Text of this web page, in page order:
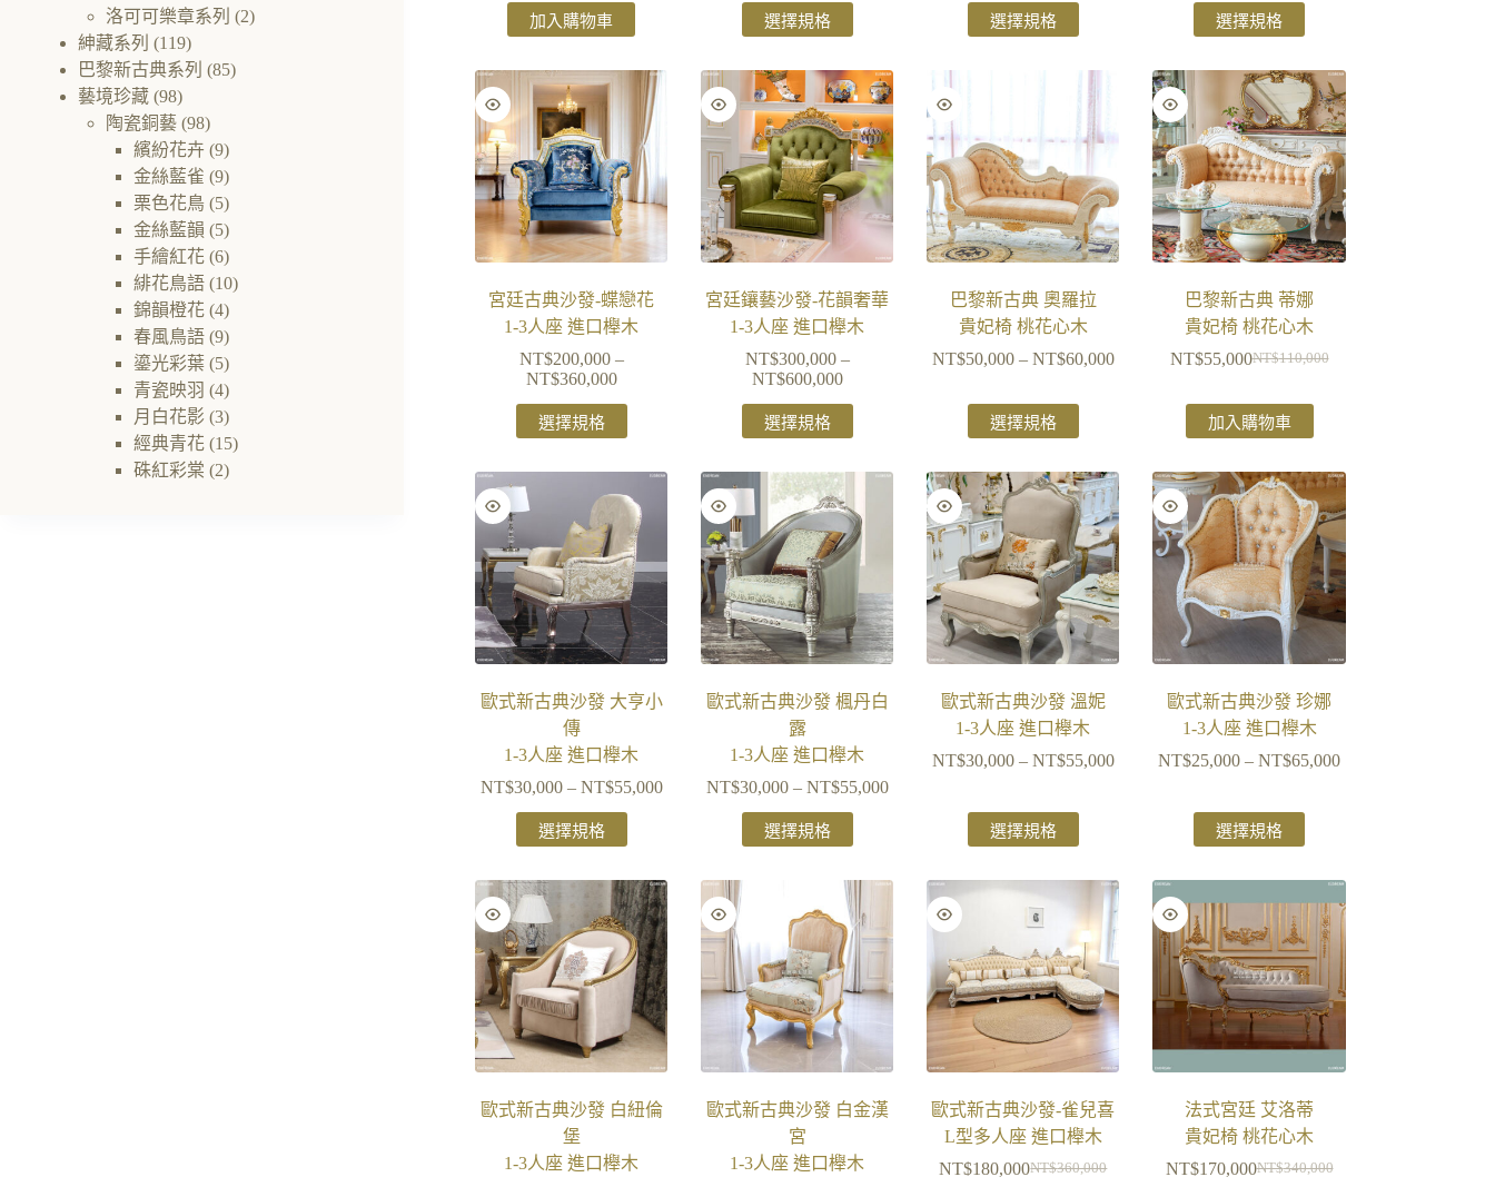
加入購物車 選擇規格 選擇規格 選擇規格
宮廷古典沙發-蝶戀花
1-3人座 進口櫸木
NT$200,000 –
NT$360,000
選擇規格
宮廷鑲藝沙發-花韻奢華
1-3人座 進口櫸木
NT$300,000 –
NT$600,000
選擇規格
巴黎新古典 奧羅拉
貴妃椅 桃花心木
NT$50,000 – NT$60,000
選擇規格
巴黎新古典 蒂娜
貴妃椅 桃花心木
NT$110,000
NT$55,000
加入購物車
歐式新古典沙發 大亨小
傳
1-3人座 進口櫸木
NT$30,000 – NT$55,000
選擇規格
歐式新古典沙發 楓丹白
露
1-3人座 進口櫸木
NT$30,000 – NT$55,000
選擇規格
歐式新古典沙發 溫妮
1-3人座 進口櫸木
NT$30,000 – NT$55,000
選擇規格
歐式新古典沙發 珍娜
1-3人座 進口櫸木
NT$25,000 – NT$65,000
選擇規格
歐式新古典沙發 白紐倫
堡
1-3人座 進口櫸木
歐式新古典沙發 白金漢
宮
1-3人座 進口櫸木
歐式新古典沙發-雀兒喜
L型多人座 進口櫸木
NT$360,000
NT$180,000
法式宮廷 艾洛蒂
貴妃椅 桃花心木
NT$340,000
NT$170,000
洛可可樂章系列 (2)
紳藏系列 (119)
巴黎新古典系列 (85)
藝境珍藏 (98)
陶瓷銅藝 (98)
繽紛花卉 (9)
金絲藍雀 (9)
栗色花鳥 (5)
金絲藍韻 (5)
手繪紅花 (6)
緋花鳥語 (10)
錦韻橙花 (4)
春風鳥語 (9)
鎏光彩葉 (5)
青瓷映羽 (4)
月白花影 (3)
經典青花 (15)
硃紅彩棠 (2)